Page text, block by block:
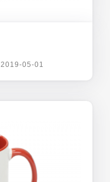
2019-05-01